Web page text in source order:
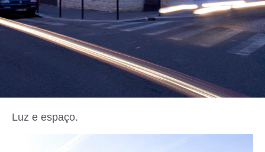
Luz e espaço.